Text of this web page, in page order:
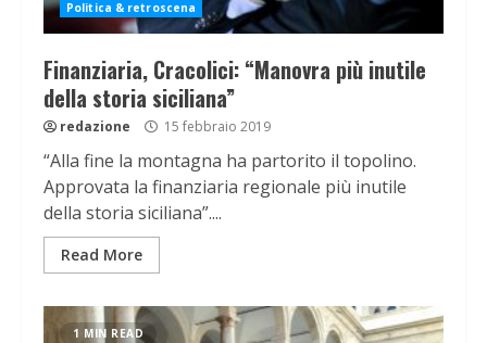
Politica & retroscena
Finanziaria, Cracolici: “Manovra più inutile
della storia siciliana”
redazione 15 febbraio 2019
“Alla fine la montagna ha partorito il topolino.
Approvata la finanziaria regionale più inutile
della storia siciliana”....
Read More
1 MIN READ